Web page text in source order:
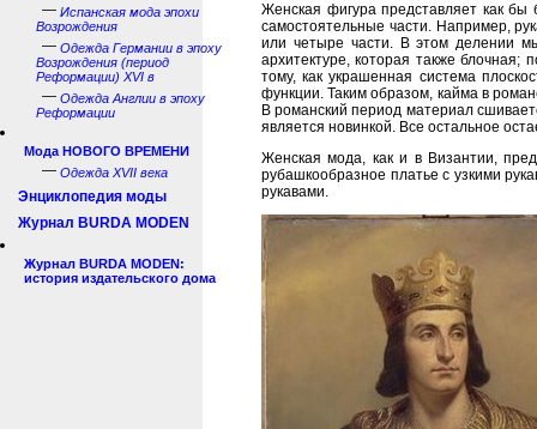
— Испанская мода эпохи
Возрождения
— Одежда Германии в эпоху
Возрождения (период
Реформации) XVI в
— Одежда Англии в эпоху
Реформации
Мода НОВОГО ВРЕМЕНИ
— Одежда XVII века
Энциклопедия моды
Журнал BURDA MODEN
Журнал BURDA MODEN:
история издательского дома
Женская фигура представляет как бы
самостоятельные части. Например,
или четыре части. В этом делении
архитектуре, которая также
тому, как украшенная система
функции. Таким образом, кайма в
В романский период материал
является новинкой. Все остальное
Женская мода, как и в Византии,
рубашкообразное платье с узкими
рукавами.